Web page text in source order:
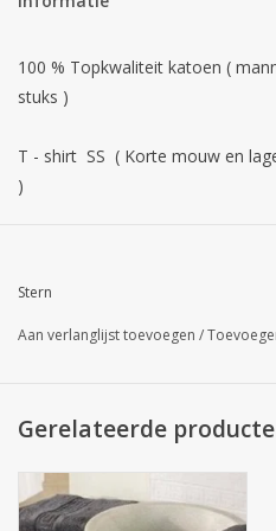
100 % Topkwaliteit katoen (
stuks )
T - shirt SS ( Korte mouw en
)
Wassen op 90 °
optische witmiddelen bevat.
een kleurwasmiddel.
Stern
Aan verlanglijst toevoegen /
Gerelateerde